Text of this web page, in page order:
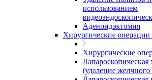
использованием
Аденоидэктомия
Хирургические операции
Хирургические
Лапароскопическая
(удаление